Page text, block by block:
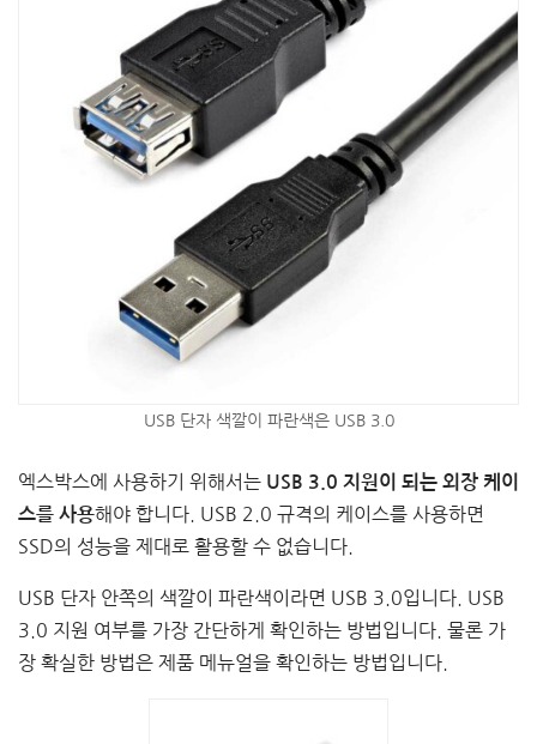
USB 단자 색깔이 파란색은 USB 3.0
엑스박스에 사용하기 위해서는 USB 3.0 지원이 되는 외장 케이
스를 사용해야 합니다. USB 2.0 규격의 케이스를 사용하면
SSD의 성능을 제대로 활용할 수 없습니다.
USB 단자 안쪽의 색깔이 파란색이라면 USB 3.0입니다. USB
3.0 지원 여부를 가장 간단하게 확인하는 방법입니다. 물론 가
장 확실한 방법은 제품 메뉴얼을 확인하는 방법입니다.